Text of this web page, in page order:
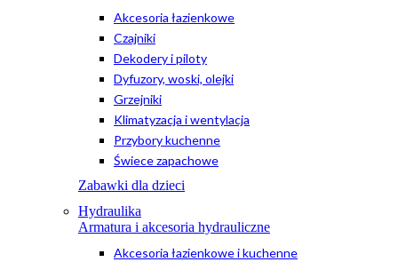
Akcesoria łazienkowe
Czajniki
Dekodery i piloty
Dyfuzory, woski, olejki
Grzejniki
Klimatyzacja i wentylacja
Przybory kuchenne
Świece zapachowe
Zabawki dla dzieci
Hydraulika
Armatura i akcesoria hydrauliczne
Akcesoria łazienkowe i kuchenne